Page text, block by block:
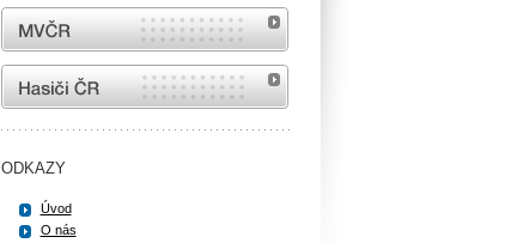
MVČR
internetové stránky Hasiči ČR
ODKAZY
Úvod
O nás